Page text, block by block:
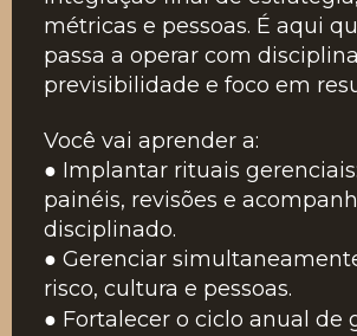
métricas e pessoas. É aqui
passa a operar com
previsibilidade e foco em
Você vai aprender a:
● Implantar rituais
painéis, revisões e
disciplinado.
● Gerenciar
risco, cultura e pessoas.
● Fortalecer o ciclo anual de